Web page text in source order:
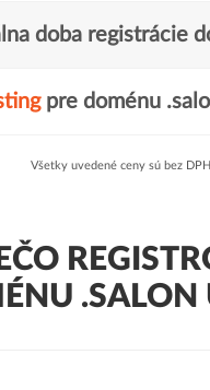
doba registrácie
pre doménu
Všetky uvedené ceny sú bez DPH
.SALON